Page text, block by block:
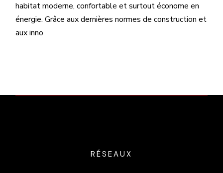
habitat moderne, confortable et surtout économe en
énergie. Grâce aux dernières normes de construction et
aux inno
RÉSEAUX